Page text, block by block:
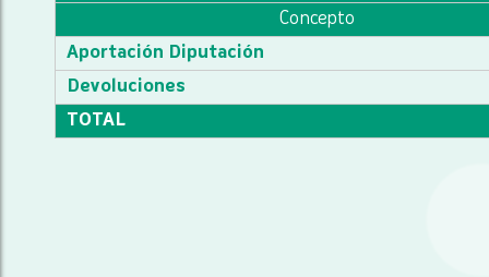
Concepto
Aportación Diputación
Devoluciones
TOTAL